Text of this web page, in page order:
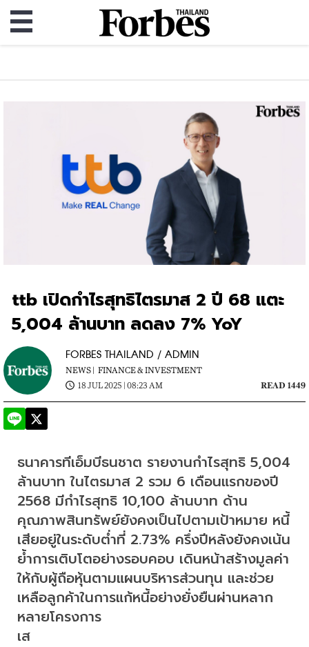
ttb เปิดกำไรสุทธิไตรมาส 2 ปี 68 แตะ
5,004 ล้านบาท ลดลง 7% YoY
FORBES THAILAND / ADMIN
NEWS | FINANCE & INVESTMENT
18 JUL 2025 | 08:23 AM
READ 1449
ธนาคารทีเอ็มบีธนชาต รายงานกำไรสุทธิ 5,004
ล้านบาท ในไตรมาส 2 รวม 6 เดือนแรกของปี
2568 มีกำไรสุทธิ 10,100 ล้านบาท ด้าน
คุณภาพสินทรัพย์ยังคงเป็นไปตามเป้าหมาย หนี้
เสียอยู่ในระดับต่ำที่ 2.73% ครึ่งปีหลังยังคงเน้น
ย้ำการเติบโตอย่างรอบคอบ เดินหน้าสร้างมูลค่า
ให้กับผู้ถือหุ้นตามแผนบริหารส่วนทุน และช่วย
เหลือลูกค้าในการแก้หนี้อย่างยั่งยืนผ่านหลาก
หลายโครงการ
เส